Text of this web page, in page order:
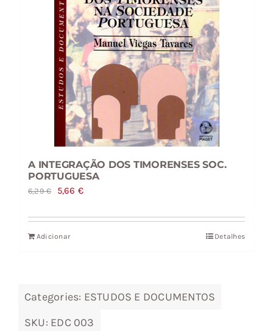
A INTEGRAÇÃO DOS TIMORENSES SOC.
PORTUGUESA
6,29€
O
original
era:
5,66 €O
atual
Adicionar Detalhes
Categories: ESTUDOS E DOCUMENTOS
SKU: EDC 003